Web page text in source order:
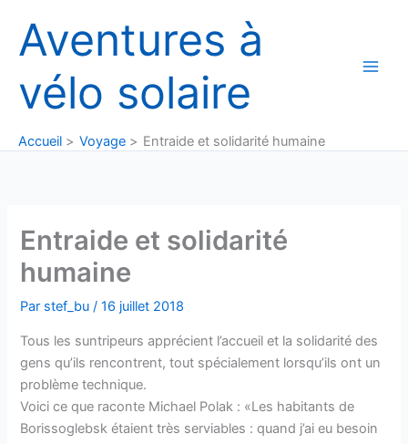
contenu
Aventures à
vélo solaire
Accueil Voyage Entraide et solidarité humaine
Entraide et solidarité
humaine
Par stef_bu/16 juillet 2018
Tous les suntripeurs apprécient l’accueil et la solidarité des
gens qu’ils rencontrent, tout spécialement lorsqu’ils ont un
problème technique.
Voici ce que raconte Michael Polak : «Les habitants de
Borissoglebsk étaient très serviables : quand j’ai eu besoin